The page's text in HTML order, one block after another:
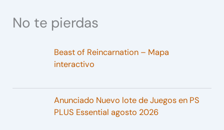
No te pierdas
Beast of Reincarnation – Mapa
interactivo
Anunciado Nuevo lote de Juegos en PS
PLUS Essential agosto 2026